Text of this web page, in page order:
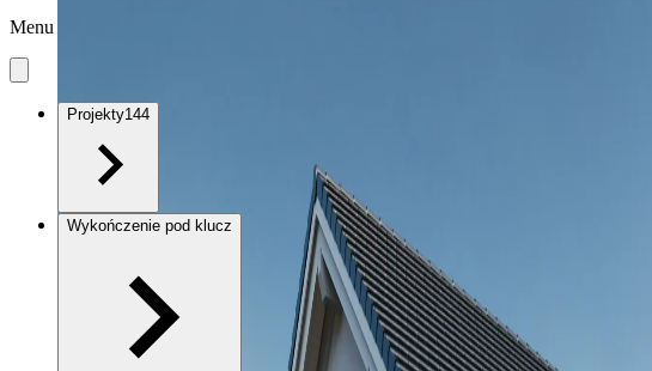
Menu
Projekty144
Wykończenie pod klucz